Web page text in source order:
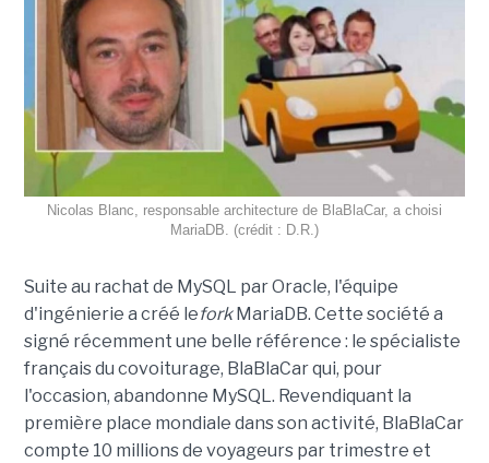
Nicolas Blanc, responsable architecture de BlaBlaCar, a choisi
MariaDB. (crédit : D.R.)
Suite au rachat de MySQL par Oracle, l'équipe
d'ingénierie a créé leforkMariaDB. Cette société a
signé récemment une belle référence : le spécialiste
français du covoiturage, BlaBlaCar qui, pour
l'occasion, abandonne MySQL. Revendiquant la
première place mondiale dans son activité, BlaBlaCar
compte 10 millions de voyageurs par trimestre et